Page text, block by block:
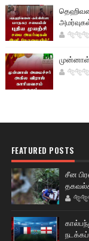
FEATURED POSTS
சீன